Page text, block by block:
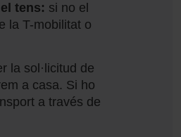
tens: si no el
la T-mobilitat o
la sol·licitud de
a casa. Si ho
a través de